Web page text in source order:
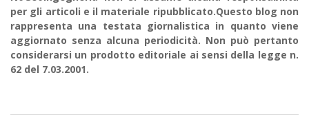
per gli articoli e il materiale ripubblicato.Questo blog non
rappresenta una testata giornalistica in quanto viene
aggiornato senza alcuna periodicità. Non può pertanto
considerarsi un prodotto editoriale ai sensi della legge n.
62 del 7.03.2001.